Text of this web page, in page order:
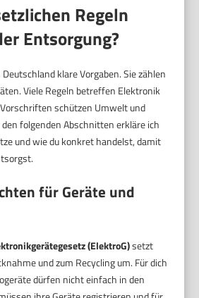
Regeln
Entsorgung?
klare Vorgaben. Sie zählen
Viele Regeln betreffen Elektronik
schützen Umwelt und
folgenden Abschnitten erkläre ich
und wie du konkret handelst, damit
für Geräte und
(ElektroG)setzt
und zum Recycling um. Für dich
dürfen nicht einfach in den